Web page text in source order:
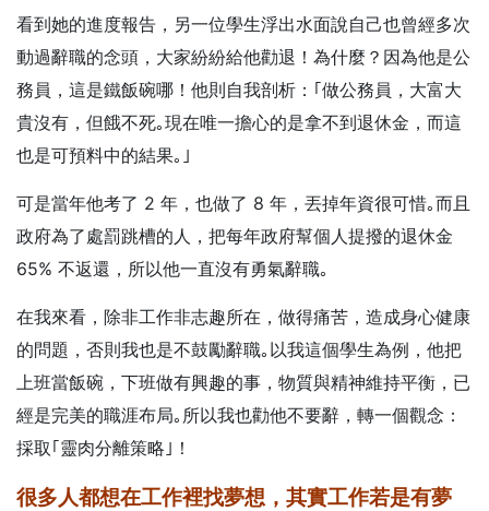
看到她的進度報告，另一位學生浮出水面說自己也曾經多次
動過辭職的念頭，大家紛紛給他勸退！為什麼？因為他是公
務員，這是鐵飯碗哪！他則自我剖析： ｢做公務員，大富大
貴沒有，但餓不死｡現在唯一擔心的是拿不到退休金，而這
也是可預料中的結果｡｣
可是當年他考了 2 年，也做了 8 年，丟掉年資很可惜｡而且
政府為了處罰跳槽的人，把每年政府幫個人提撥的退休金
65% 不返還，所以他一直沒有勇氣辭職｡
在我來看，除非工作非志趣所在，做得痛苦，造成身心健康
的問題，否則我也是不鼓勵辭職｡以我這個學生為例，他把
上班當飯碗，下班做有興趣的事，物質與精神維持平衡，已
經是完美的職涯布局｡所以我也勸他不要辭，轉一個觀念：
採取｢靈肉分離策略｣！
很多人都想在工作裡找夢想， 其實工作若是有夢